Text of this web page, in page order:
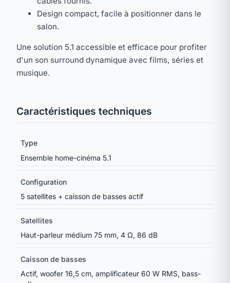
Design compact, facile à positionner dans le
salon.
Une solution 5.1 accessible et efficace pour profiter
d'un son surround dynamique avec films, séries et
musique.
Caractéristiques techniques
Type
Ensemble home-cinéma 5.1
Configuration
5 satellites + caisson de basses actif
Satellites
Haut-parleur médium 75 mm, 4 Ω, 86 dB
Caisson de basses
Actif, woofer 16,5 cm, amplificateur 60 W RMS, bass-